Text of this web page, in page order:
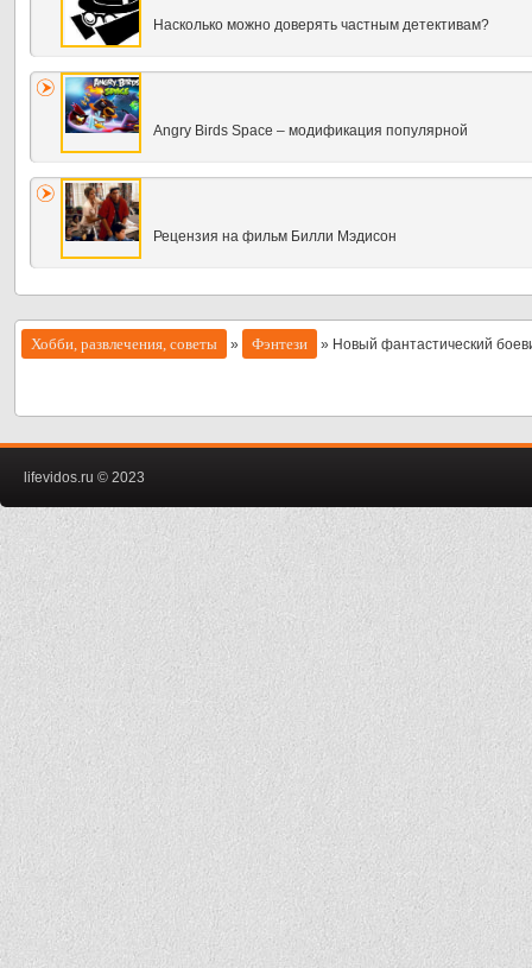
Насколько можно доверять частным детективам?
Angry Birds Space – модификация популярной
Рецензия на фильм Билли Мэдисон
Хобби, развлечения, советы » Фэнтези » Новый фантастический
lifevidos.ru © 2023